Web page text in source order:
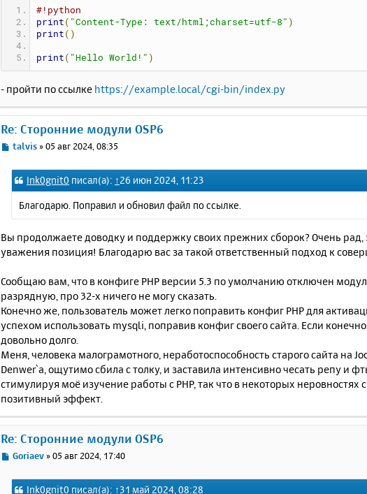
#!python
print ( "Content-Type: text/html;charset=utf-8" )
print ()
print ( "Hello World!" )
- пройти по ссылке https://example.local/cgi-bin/index.py
Re: Сторонние модули OSP6
С
о
б
н
и
talvis »05 авг 2024, 08:35
Ink0gnit0 писал(а): ↑26 июн 2024, 11:23
Благодарю. Поправил и обновил файл по ссылке.
Вы продолжаете доводку и поддержку своих прежних сборок? Очень рад,
уважения позиция! Благодарю вас за такой ответственный подход к
Сообщаю вам, что в конфиге PHP версии 5.3 по умолчанию отключен
разрядную, про 32-х ничего не могу сказать.
Конечно же, пользователь может легко поправить конфиг PHP для
успехом использовать mysqli, поправив конфиг своего сайта. Если
довольно долго.
Меня, человека малограмотного, неработоспособность старого сайта на
Denwer`а, ощутимо сбила с толку, и заставила интенсивно чесать репу и
стимулируя моё изучение работы с PHP, так что в некоторых неровностях
позитивный эффект.
Re: Сторонние модули OSP6
С
о
Goriaev »05 авг 2024, 17:40
Ink0gnit0 писал(а): ↑31 май 2024, 08:28